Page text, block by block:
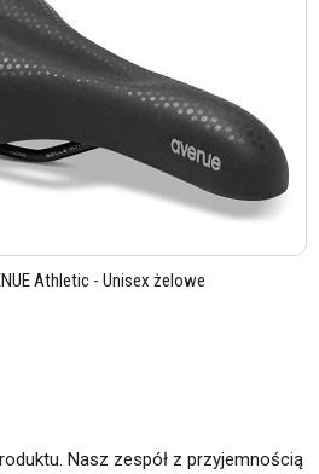
Athletic - Unisex żelowe
Nasz zespół z przyjemnością